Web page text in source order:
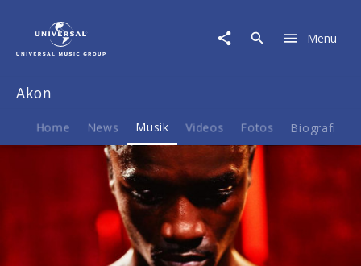
Menu
Akon
Home News Musik Videos Fotos Biografie